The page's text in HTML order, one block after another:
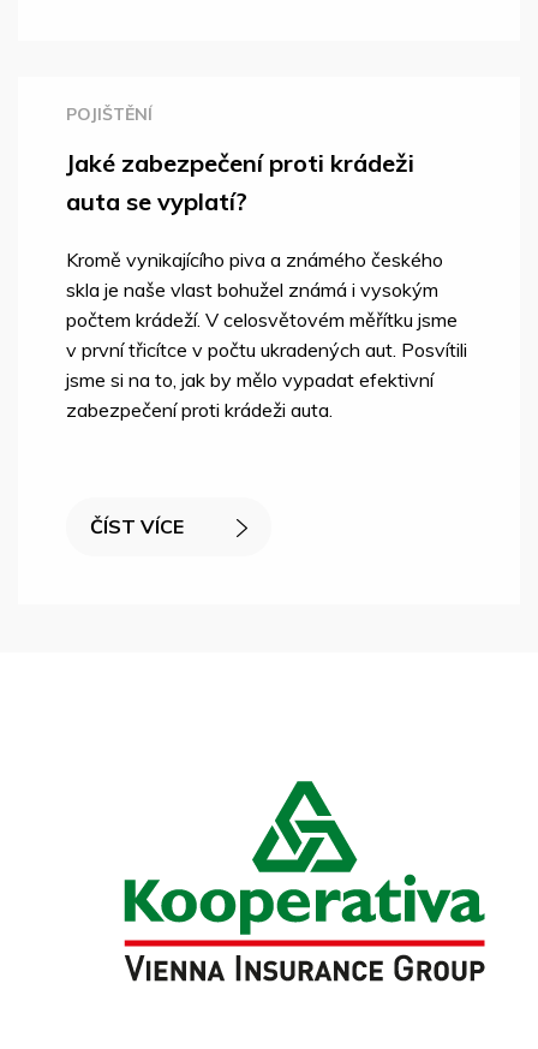
POJIŠTĚNÍ
Jaké zabezpečení proti krádeži
auta se vyplatí?
Kromě vynikajícího piva a známého českého
skla je naše vlast bohužel známá i vysokým
počtem krádeží. V celosvětovém měřítku jsme
v první třicítce v počtu ukradených aut. Posvítili
jsme si na to, jak by mělo vypadat efektivní
zabezpečení proti krádeži auta.
ČÍST VÍCE